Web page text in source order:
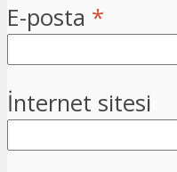
E-posta *
İnternet sitesi